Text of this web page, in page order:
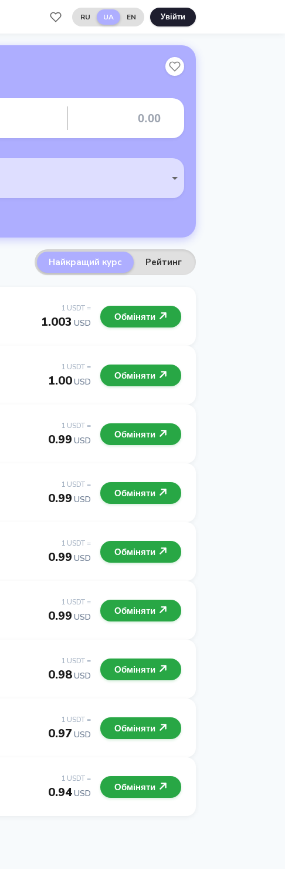
RU UA EN Увійти
Найкращий курс Рейтинг
1 USDT =
1.003 USD
Обміняти
1 USDT =
1.00USD
Обміняти
1 USDT =
0.99 USD
Обміняти
1 USDT =
0.99 USD
Обміняти
1 USDT =
0.99 USD
Обміняти
1 USDT =
0.99 USD
Обміняти
1 USDT =
0.98USD
Обміняти
1 USDT =
0.97 USD
Обміняти
1 USDT =
0.94USD
Обміняти